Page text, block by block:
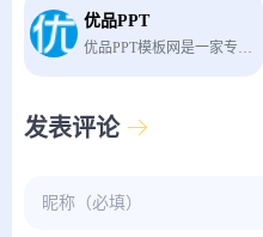
优品PPT
发表评论